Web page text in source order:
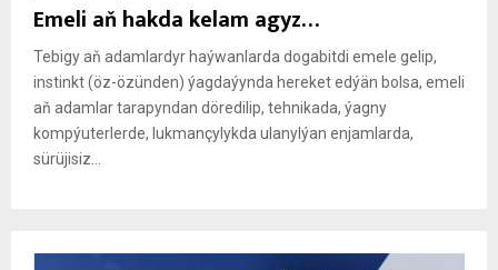
Emeli aň hakda kelam agyz…
Tebigy aň adamlardyr haýwanlarda dogabitdi emele gelip,
instinkt (öz-özünden) ýagdaýynda hereket edýän bolsa, emeli
aň adamlar tarapyndan döredilip, tehnikada, ýagny
kompýuterlerde, lukmançylykda ulanylýan enjamlarda,
sürüjisiz...